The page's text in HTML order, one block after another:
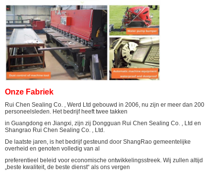
Onze Fabriek
Rui Chen Sealing Co. , Werd Ltd gebouwd in 2006, nu zijn er meer dan 200
personeelsleden. Het bedrijf heeft twee takken
in Guangdong en Jiangxi, zijn zij Dongguan Rui Chen Sealing Co. , Ltd en
Shangrao Rui Chen Sealing Co. , Ltd.
De laatste jaren, is het bedrijf gesteund door ShangRao gemeentelijke
overheid en genoten volledig van al
preferentieel beleid voor economische ontwikkelingsstreek. Wij zullen altijd
„beste kwaliteit, de beste dienst“ als ons vergen